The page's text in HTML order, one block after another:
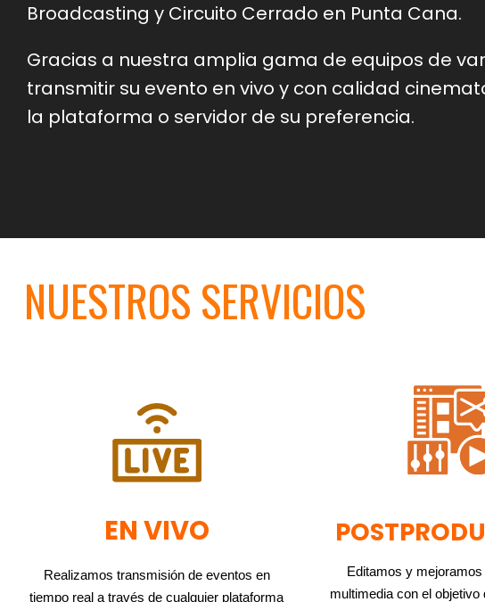
Broadcasting y Circuito Cerrado en Punta Cana.
Gracias a nuestra amplia gama de equipos de
transmitir su evento en vivo y con calidad
la plataforma o servidor de su preferencia.
NUESTROS SERVICIOS
EN VIVO
Realizamos transmisión de eventos en
tiempo real a través de cualquier plataforma
Editamos y
multimedia con el objetivo